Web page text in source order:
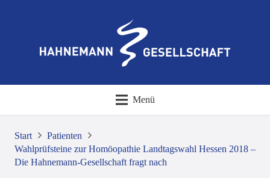
Menü
Start
Patienten
Wahlprüfsteine zur Homöopathie Landtagswahl Hessen 2018 –
Die Hahnemann-Gesellschaft fragt nach